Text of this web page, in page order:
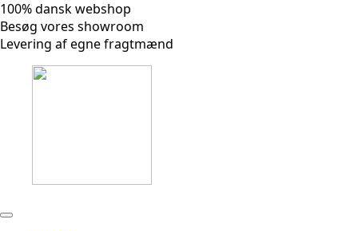
100% dansk webshop
Besøg vores showroom
Levering af egne fragtmænd